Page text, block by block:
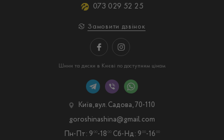
073 029 52 25
Замовити дзвінок
Шини та диски в Києві по доступним цінам
Київ, вул. Садова, 70-110
Пн-Пт: 9 00-18 00 Сб-Нд: 9 00-16 00
goroshinashina@gmail.com